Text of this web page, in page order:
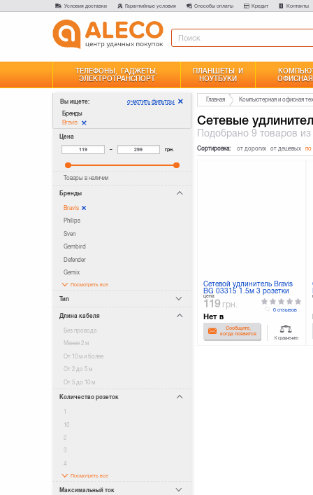
Условия доставки Гарантийные условия Способы оплаты Кредит Контакты
ТЕЛЕФОНЫ, ГАДЖЕТЫ,
ЭЛЕКТРОТРАНСПОРТ
ПЛАНШЕТЫ И
НОУТБУКИ
Вы ищете:
Бренды
Bravis
очистить фильтры
Цена
– грн.
Товары в наличии
Бренды
Bravis
Philips
Sven
Gembird
Defender
Gemix
Посмотреть все
Тип
Длина кабеля
Без провода
Менее 2 м
От 10 м и более
От 2 до 5 м
От 5 до 10 м
Количество розеток
1
10
2
3
4
Посмотреть все
Максимальный ток
Главная Компьютерная и офисная
Сетевые
Подобрано9 товаров
Сортировка: от дорогих от дешевых по
Сетевой удлинитель Bravis
BG 03315 1.5м 3 розетки
цена
119 грн.
Нет в
наличииСообщите,
когда появится
0 отзывов
К сравнению